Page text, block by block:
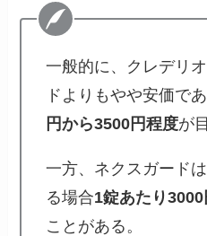
一般的に、クレデリ
ドよりもやや安価であ
円から3500円程度が
一方、ネクスガード
る場合1錠あたり
ことがある。